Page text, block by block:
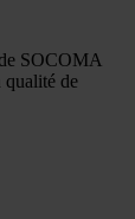
SOCOMA
qualité de